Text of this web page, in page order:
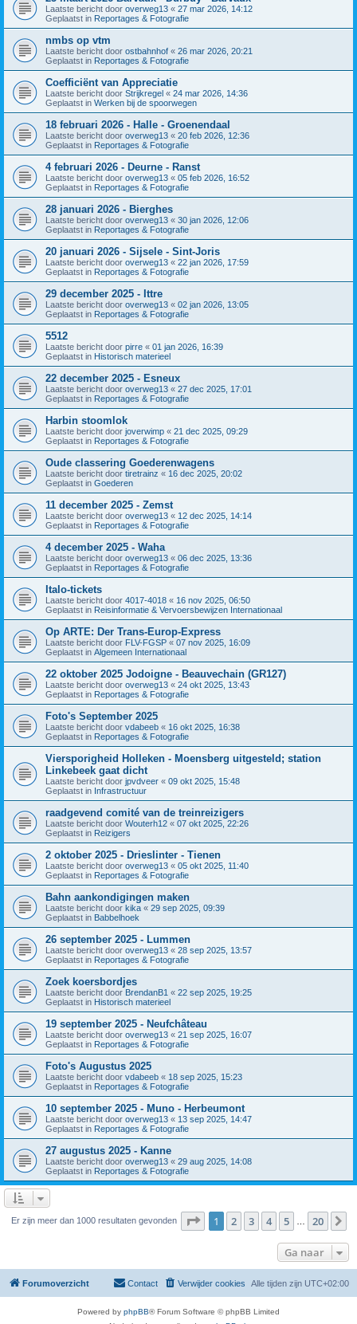
Laatste bericht door overweg13 « 27 mar 2026, 14:12
Geplaatst in Reportages & Fotografie
nmbs op vtm
Laatste bericht door ostbahnhof « 26 mar 2026, 20:21
Geplaatst in Reportages & Fotografie
Coefficiënt van Appreciatie
Laatste bericht door Strijkregel « 24 mar 2026, 14:36
Geplaatst in Werken bij de spoorwegen
18 februari 2026 - Halle - Groenendaal
Laatste bericht door overweg13 « 20 feb 2026, 12:36
Geplaatst in Reportages & Fotografie
4 februari 2026 - Deurne - Ranst
Laatste bericht door overweg13 « 05 feb 2026, 16:52
Geplaatst in Reportages & Fotografie
28 januari 2026 - Bierghes
Laatste bericht door overweg13 « 30 jan 2026, 12:06
Geplaatst in Reportages & Fotografie
20 januari 2026 - Sijsele - Sint-Joris
Laatste bericht door overweg13 « 22 jan 2026, 17:59
Geplaatst in Reportages & Fotografie
29 december 2025 - Ittre
Laatste bericht door overweg13 « 02 jan 2026, 13:05
Geplaatst in Reportages & Fotografie
5512
Laatste bericht door pirre « 01 jan 2026, 16:39
Geplaatst in Historisch materieel
22 december 2025 - Esneux
Laatste bericht door overweg13 « 27 dec 2025, 17:01
Geplaatst in Reportages & Fotografie
Harbin stoomlok
Laatste bericht door joverwimp « 21 dec 2025, 09:29
Geplaatst in Reportages & Fotografie
Oude classering Goederenwagens
Laatste bericht door tiretrainz « 16 dec 2025, 20:02
Geplaatst in Goederen
11 december 2025 - Zemst
Laatste bericht door overweg13 « 12 dec 2025, 14:14
Geplaatst in Reportages & Fotografie
4 december 2025 - Waha
Laatste bericht door overweg13 « 06 dec 2025, 13:36
Geplaatst in Reportages & Fotografie
Italo-tickets
Laatste bericht door 4017-4018 « 16 nov 2025, 06:50
Geplaatst in Reisinformatie & Vervoersbewijzen Internationaal
Op ARTE: Der Trans-Europ-Express
Laatste bericht door FLV-FGSP « 07 nov 2025, 16:09
Geplaatst in Algemeen Internationaal
22 oktober 2025 Jodoigne - Beauvechain (GR127)
Laatste bericht door overweg13 « 24 okt 2025, 13:43
Geplaatst in Reportages & Fotografie
Foto's September 2025
Laatste bericht door vdabeeb « 16 okt 2025, 16:38
Geplaatst in Reportages & Fotografie
Viersporigheid Holleken - Moensberg uitgesteld; station
Linkebeek gaat dicht
Laatste bericht door jpvdveer « 09 okt 2025, 15:48
Geplaatst in Infrastructuur
raadgevend comité van de treinreizigers
Laatste bericht door Wouterh12 « 07 okt 2025, 22:26
Geplaatst in Reizigers
2 oktober 2025 - Drieslinter - Tienen
Laatste bericht door overweg13 « 05 okt 2025, 11:40
Geplaatst in Reportages & Fotografie
Bahn aankondigingen maken
Laatste bericht door kika « 29 sep 2025, 09:39
Geplaatst in Babbelhoek
26 september 2025 - Lummen
Laatste bericht door overweg13 « 28 sep 2025, 13:57
Geplaatst in Reportages & Fotografie
Zoek koersbordjes
Laatste bericht door BrendanB1 « 22 sep 2025, 19:25
Geplaatst in Historisch materieel
19 september 2025 - Neufchâteau
Laatste bericht door overweg13 « 21 sep 2025, 16:07
Geplaatst in Reportages & Fotografie
Foto's Augustus 2025
Laatste bericht door vdabeeb « 18 sep 2025, 15:23
Geplaatst in Reportages & Fotografie
10 september 2025 - Muno - Herbeumont
Laatste bericht door overweg13 « 13 sep 2025, 14:47
Geplaatst in Reportages & Fotografie
27 augustus 2025 - Kanne
Laatste bericht door overweg13 « 29 aug 2025, 14:08
Geplaatst in Reportages & Fotografie
Er zijn meer dan 1000 resultaten gevonden Pagina van 20
1 2 3 4 5 20
Ga naar
Forumoverzicht Alle tijden zijn UTC+02:00
Verwijder cookies
Contact
Powered by phpBB® Forum Software © phpBB Limited